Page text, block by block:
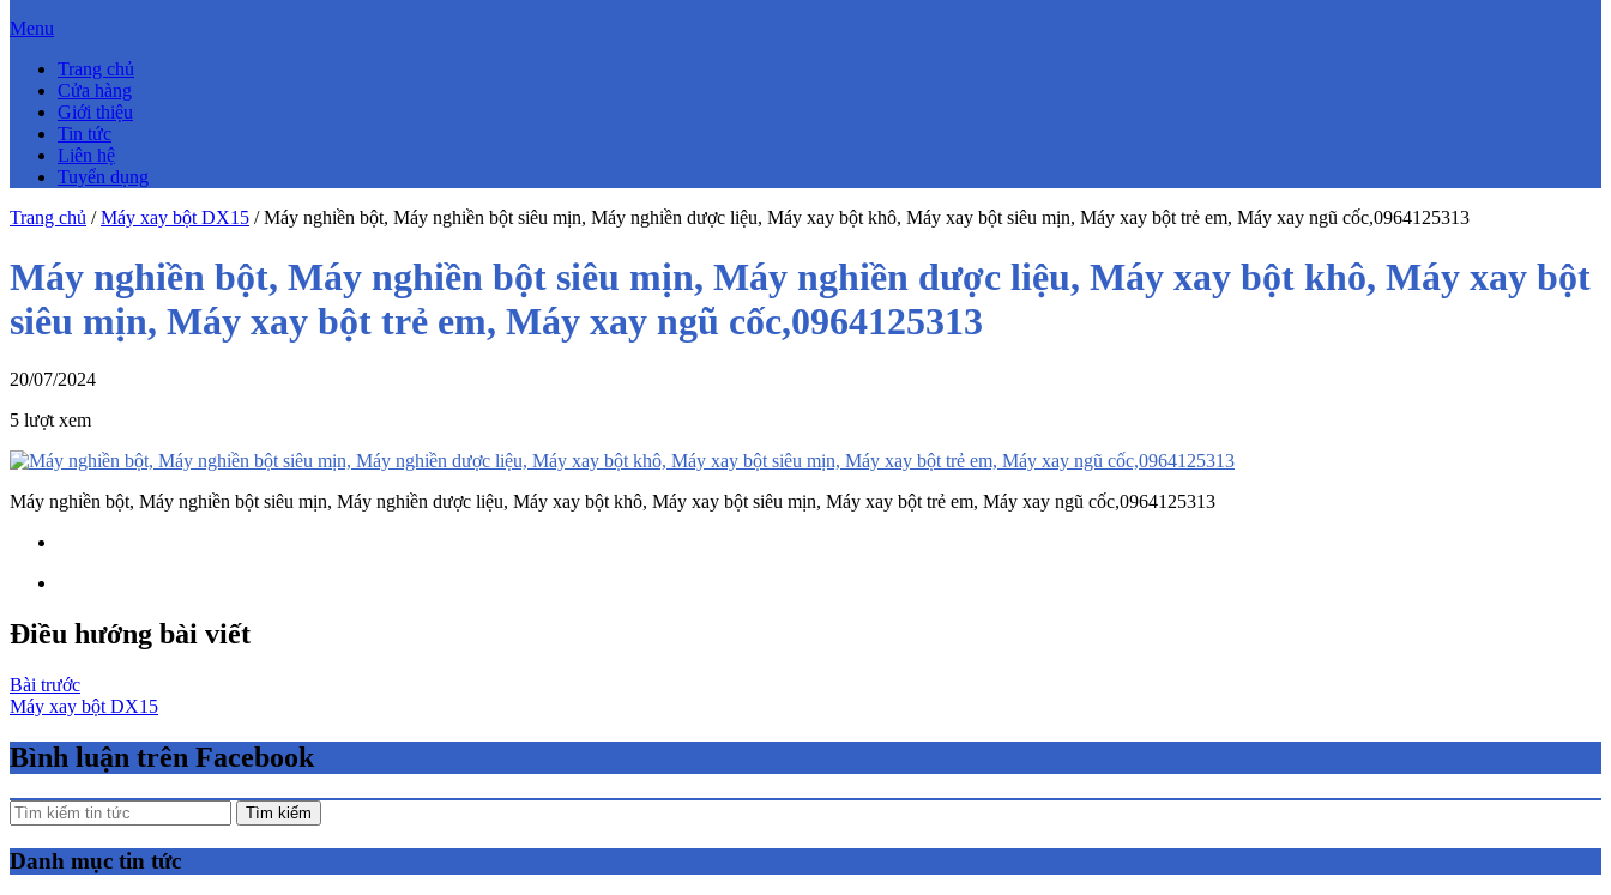
Menu
Trang chủ
Cửa hàng
Giới thiệu
Tin tức
Liên hệ
Tuyển dụng
Trang chủ /Máy xay bột DX15 /Máy nghiền bột, Máy nghiền bột siêu mịn, Máy nghiền dược liệu, Máy xay bột khô, Máy xay bột siêu mịn, Máy xay bột trẻ em, Máy xay ngũ cốc,0964125313
Máy nghiền bột, Máy nghiền bột siêu mịn, Máy nghiền dược liệu, Máy xay bột khô, Máy xay bột
siêu mịn, Máy xay bột trẻ em, Máy xay ngũ cốc,0964125313
20/07/2024
5 lượt xem
Máy nghiền bột, Máy nghiền bột siêu mịn, Máy nghiền dược liệu, Máy xay bột khô, Máy xay bột siêu mịn, Máy xay bột trẻ em, Máy xay ngũ cốc,0964125313
Điều hướng bài viết
Bài trước
Máy xay bột DX15
Bình luận trên Facebook
Tìm kiếm
Danh mục tin tức